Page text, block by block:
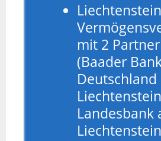
mit 2
(Baader
Landesbank